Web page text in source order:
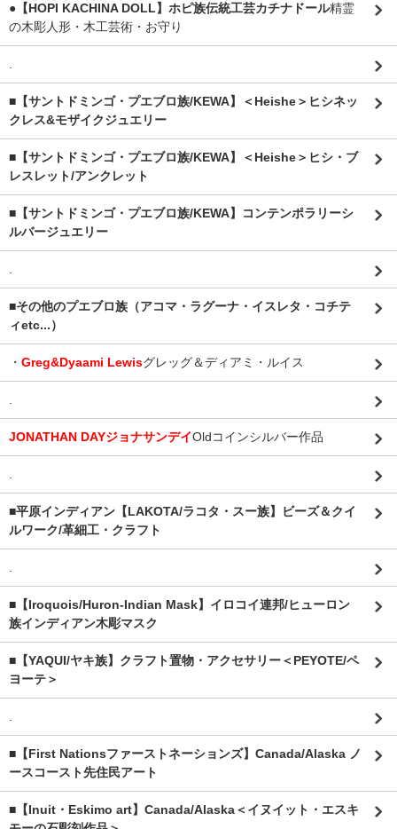
●【HOPI KACHINA DOLL】ホピ族伝統工芸カチナドール精霊
の木彫人形・木工芸術・お守り
.
■【サントドミンゴ・プエブロ族/KEWA】＜Heishe＞ヒシネッ
クレス&モザイクジュエリー
■【サントドミンゴ・プエブロ族/KEWA】＜Heishe＞ヒシ・ブ
レスレット/アンクレット
■【サントドミンゴ・プエブロ族/KEWA】コンテンポラリーシ
ルバージュエリー
.
■その他のプエブロ族（アコマ・ラグーナ・イスレタ・コチテ
ィetc...）
・ Greg&Dyaami Lewisグレッグ＆ディアミ・ルイス
.
JONATHAN DAYジョナサンデイOldコインシルバー作品
.
■平原インディアン【LAKOTA/ラコタ・スー族】ビーズ＆クイ
ルワーク/革細工・クラフト
.
■【Iroquois/Huron-Indian Mask】イロコイ連邦/ヒューロン
族インディアン木彫マスク
■【YAQUI/ヤキ族】クラフト置物・アクセサリー＜PEYOTE/ペ
ヨーテ＞
.
■【First Nationsファーストネーションズ】Canada/Alaska ノ
ースコースト先住民アート
■【Inuit・Eskimo art】Canada/Alaska＜イヌイット・エスキ